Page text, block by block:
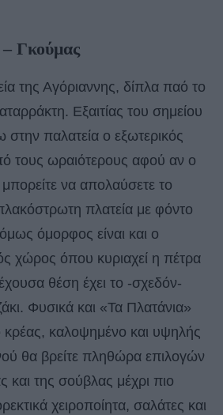
Γκούμας
της Αγόριαννης, δίπλα παό το
Εξαιτίας του σημείου
παλατεία ο εξωτερικός
τους ωραιότερους αφού αν ο
μπορείτε να απολαύσετε το
πλατεία με φόντο
όμορφος είναι και ο
χώρος όπου κυριαχεί η πέτρα
θέση έχει το -σχεδόν-
Φυσικά και «Τα Πλατάνια»
κρέας, καλοψημένο και υψηλής
θα βρείτε πληθώρα επιλογών
της σούβλας μέχρι πιο
χειροποίητα, σαλάτες και